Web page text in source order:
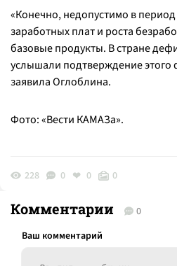
«Конечно, недопустимо в
заработных плат и роста
базовые продукты. В стране
услышали подтверждение этого
заявила Оглоблина.
Фото: «Вести КАМАЗа».
228 0 0 0
Комментарии 0